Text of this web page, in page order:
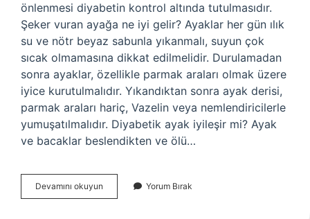
önlenmesi diyabetin kontrol altında tutulmasıdır.
Şeker vuran ayağa ne iyi gelir? Ayaklar her gün ılık
su ve nötr beyaz sabunla yıkanmalı, suyun çok
sıcak olmamasına dikkat edilmelidir. Durulamadan
sonra ayaklar, özellikle parmak araları olmak üzere
iyice kurutulmalıdır. Yıkandıktan sonra ayak derisi,
parmak araları hariç, Vazelin veya nemlendiricilerle
yumuşatılmalıdır. Diyabetik ayak iyileşir mi? Ayak
ve bacaklar beslendikten ve ölü…
Devamını okuyun Diyabetik
Ayak
Yorum Bırak